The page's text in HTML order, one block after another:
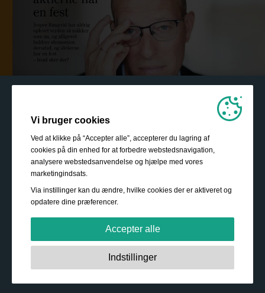
Sådan bliver du investor
Vi bruger cookies
Ved at klikke på “Accepter alle”, accepterer du lagring af
cookies på din enhed for at forbedre webstedsnavigation,
analysere webstedsanvendelse og hjælpe med vores
marketingindsats.
Via instillinger kan du ændre, hvilke cookies der er aktiveret og
opdatere dine præferencer.
Accepter alle
Strengt nødvendige:
Disse cookies er essentielle for at
sikre grundlæggende funktionalitet såsom navigation,
Indstillinger